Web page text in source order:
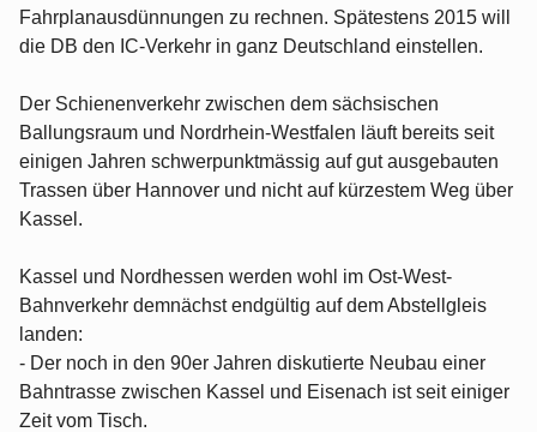
Fahrplanausdünnungen zu rechnen. Spätestens 2015 will
die DB den IC-Verkehr in ganz Deutschland einstellen.
Der Schienenverkehr zwischen dem sächsischen
Ballungsraum und Nordrhein-Westfalen läuft bereits seit
einigen Jahren schwerpunktmässig auf gut ausgebauten
Trassen über Hannover und nicht auf kürzestem Weg über
Kassel.
Kassel und Nordhessen werden wohl im Ost-West-
Bahnverkehr demnächst endgültig auf dem Abstellgleis
landen:
- Der noch in den 90er Jahren diskutierte Neubau einer
Bahntrasse zwischen Kassel und Eisenach ist seit einiger
Zeit vom Tisch.